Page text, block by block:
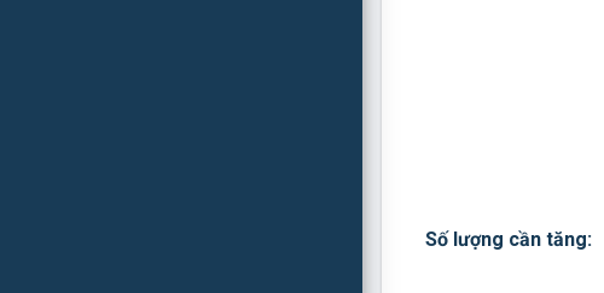
Số lượng cần tăng: